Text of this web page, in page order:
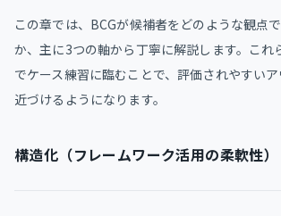
この章では、BCGが候補者をどのような観点
か、主に3つの軸から丁寧に解説します。これ
でケース練習に臨むことで、評価されやすい
近づけるようになります。
構造化（フレームワーク活用の柔軟性）